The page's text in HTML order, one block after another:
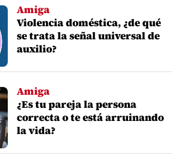
Amiga
Violencia doméstica, ¿de qué
se trata la señal universal de
auxilio?
Amiga
¿Es tu pareja la persona
correcta o te está arruinando
la vida?